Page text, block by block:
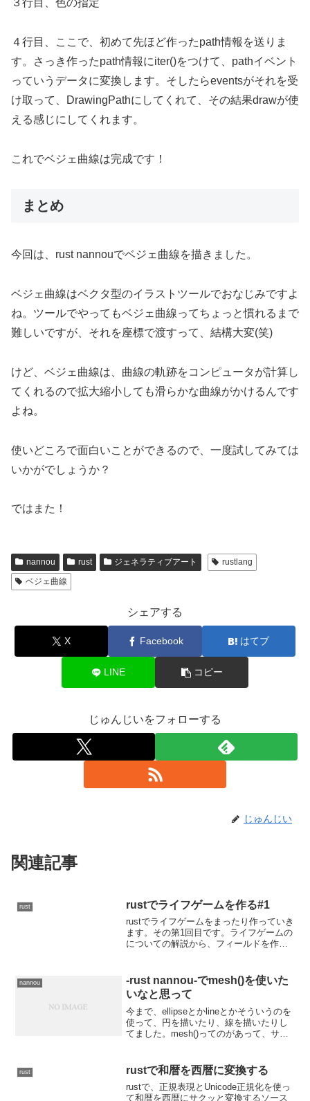
３行目、色の指定
４行目、ここで、初めて先ほど作ったpath情報を送りま
す。さっき作ったpath情報にiter()をつけて、pathイベント
っていうデータに変換します。そしたらeventsがそれを受
け取って、DrawingPathにしてくれて、その結果drawが使
える感じにしてくれます。
これでベジェ曲線は完成です！
まとめ
今回は、rust nannouでベジェ曲線を描きました。
ベジェ曲線はベクタ型のイラストツールでおなじみですよ
ね。ツールでやってもベジェ曲線ってちょっと慣れるまで
難しいですが、それを座標で渡すって、結構大変(笑)
けど、ベジェ曲線は、曲線の軌跡をコンピュータが計算し
てくれるので拡大縮小しても滑らかな曲線がかけるんです
よね。
使いどころで面白いことができるので、一度試してみては
いかがでしょうか？
ではまた！
nannou rust ジェネラティブアート
rustlang
ベジェ曲線
シェアする
X Facebook はてブ
LINE コピー
じゅんじいをフォローする
じゅんじい
関連記事
rust rustでライフゲームを作る#1
rustでライフゲームをまったり作っていき
ます。その第1回目です。ライフゲームの
についての解説から、フィールドを作っ
トンなのかセルオートマトンなのか、ま
ぁ英語ではcel...
nannou
-rust nannou-でmesh()を使いた
いなと思って
今まで、ellipseとかlineとかそういうのを
使って、円を描いたり、線を描いたりし
てました。mesh()ってのがあって、サン
ーっておもったわけです。サンプルで
rust rustで和暦を西暦に変換する
rustで、正規表現とUnicode正規化を使っ
て和暦を西暦にサクッと変換するソース